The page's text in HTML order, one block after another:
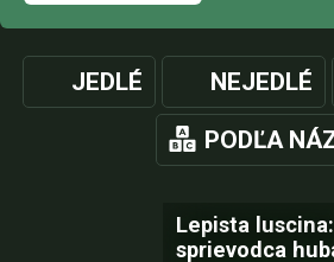
JEDLÉ NEJEDLÉ
PODĽA
Lepista
sprievodca